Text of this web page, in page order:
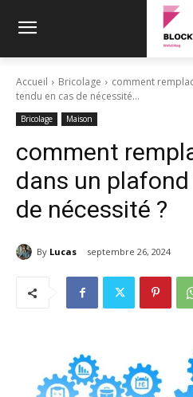
Accueil Bricolage
comment
tendu en cas de nécessité...
Bricolage Maison
comment
dans un
de nécessité ?
By Lucas septembre 26, 2024